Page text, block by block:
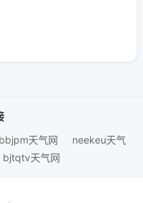
bbjpm天气网
neekeu天气
bjtqtv天气网